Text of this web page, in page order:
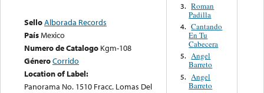
SelloAlborada Records
PaísMexico
Numero de Catalogo Kgm-108
GéneroCorrido
Location of Label:
Panorama No. 1510 Fracc. Lomas Del
3. Roman
Padilla
4. Cantando
En Tu
Cabecera
5. Angel
Barreto
5. Angel
Barreto